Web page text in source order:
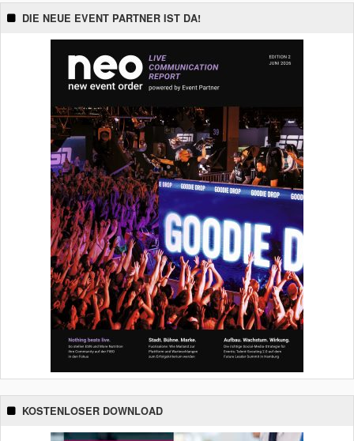
DIE NEUE EVENT PARTNER IST DA!
KOSTENLOSER DOWNLOAD